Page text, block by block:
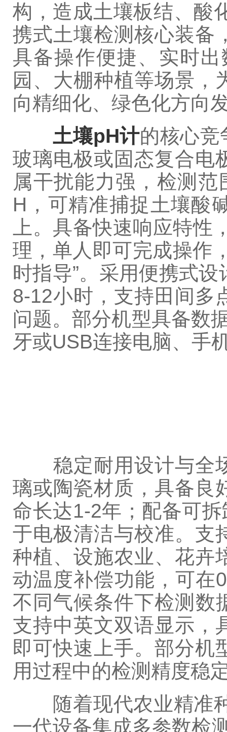
构，造成土壤板结、酸
携式土壤检测核心装备
具备操作便捷、实时
园、大棚种植等场景，
向精细化、绿色化方向
土壤pH计的核心竞
玻璃电极或固态复合电
属干扰能力强，检测
H，可精准捕捉土壤酸
上。具备快速响应特
理，单人即可完成操作
时指导”。采用便携式
8-12小时，支持田间多
问题。部分机型具备数
牙或USB连接电脑、手
稳定耐用设计与全场
璃或陶瓷材质，具备良
命长达1-2年；配备可
于电极清洁与校准。支
种植、设施农业、花卉
动温度补偿功能，可在
不同气候条件下检测数
支持中英文双语显示，
即可快速上手。部分机
用过程中的检测精度稳
随着现代农业精准种
一代设备集成多参数检